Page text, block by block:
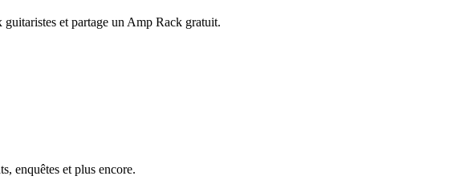
et partage un Amp Rack gratuit.
enquêtes et plus encore.